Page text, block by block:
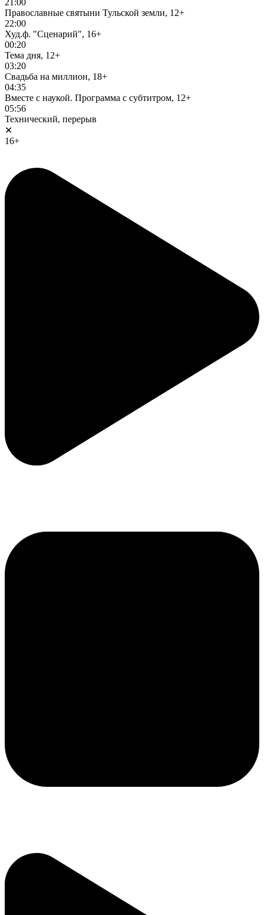
21:00
Православные святыни Тульской земли, 12+
22:00
Худ.ф. "Сценарий", 16+
00:20
Тема дня, 12+
03:20
Свадьба на миллион, 18+
04:35
Вместе с наукой. Программа с субтитром, 12+
05:56
Технический, перерыв
✕
16+